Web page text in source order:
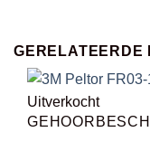
GERELATEERDE
Uitverkocht